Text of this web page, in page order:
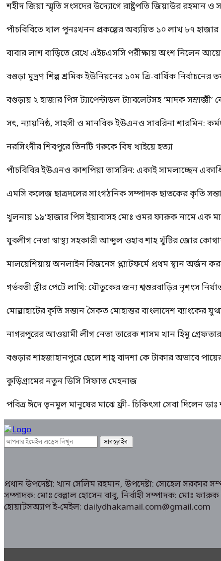
শহীদ জিয়া স্মৃতি সংসদের উদ্যোগে রাষ্ট্রপতি জিয়াউর রহমান ও
পাঁচবিবিতে খাল পুনঃখনন প্রকল্পের অব্যয়িত ১০ লাখ ৮৭
বাবার লাশ বাড়িতে রেখে এইচএসসি পরীক্ষায় অংশ নিলেন
বগুড়া মুদ্রণ শিল্প শ্রমিক ইউনিয়নের ১০ম ত্রি-বার্ষিক
বগুড়ায় ২ হাজার পিস ট্যাপেন্টাডল ট্যাবলেটসহ ‘মাদক সম্রাজ্ঞী’
সৎ, ন্যায়নিষ্ঠ, সাহসী ও মানবিক ইউএনও সাবরিনা শারমিন:
নরসিংদীর শিবপুরে তিনটি গরুকে বিষ খাইয়ে হত্যা
পাঁচবিবির ইউএনও কাশপিয়া তাসরিন: একাই সামলাচ্ছেন
এমসি কলেজ ছাত্রদলের সাংগঠনিক সম্পাদক ছাতকের কৃতি
খুলনায় ১৯’হাজার পিস ইয়াবাসহ মোঃ ওমর ফারুক নামে এক
যুবলীগ নেতা স্বাস্থ্য সহকারী আব্দুল ওহাব শাহ খুঁটির জোর
মালয়েশিয়ায় অনলাইন বিজনেস প্ল্যাটফর্মে প্রথম স্থান অর্জন
গর্ভবতী স্ত্রীর পেটে লাথি: যৌতুকের জন্য শ্বশুরবাড়ির নৃশংস
মোল্লাহাটের কৃতি সন্তান সৈকত মোহান্তর বাংলাদেশ ব্যাংকের
নাগরপুরের আওয়ামী লীগ নেতা তারেক শাসম খান হিমু গ্রেফতার
বগুড়ার শাহজাহানপুরে ছেলে শাহ্ বাদশা কে টাকার অভাবে
কুড়িগ্রামের নতুন ডিসি সিফাত মেহনাজ
পবিত্র ঈদে তৃনমুল মানুষের মাঝে ফ্রী- চিকিৎসা সেবা দিলেন
প্রধান উপদেষ্টা: খান সেলিম রহমান, উপদেষ্টা: সোহেল
সম্পাদক: মোঃ বেল্লাল হোসেন বাবু, নির্বাহী সম্পাদক: মোঃ
হোয়াটসঅ্যাপ ই-মেইল: dailydhakamail.com@gmail.com